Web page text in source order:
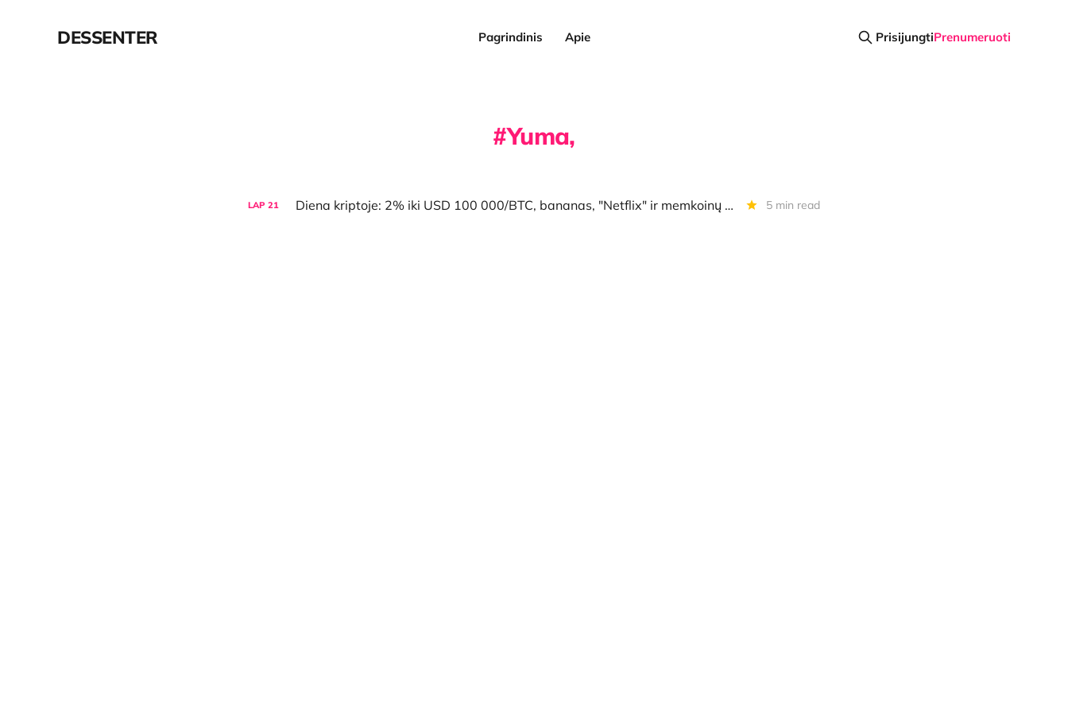
DESSENTER Pagrindinis Apie PrisijungtiPrenumeruoti
Yuma,
LAP 21 Diena kriptoje: 2% iki USD 100 000/BTC, bananas, "Netflix" ir memkoinų pamokos 5 min read